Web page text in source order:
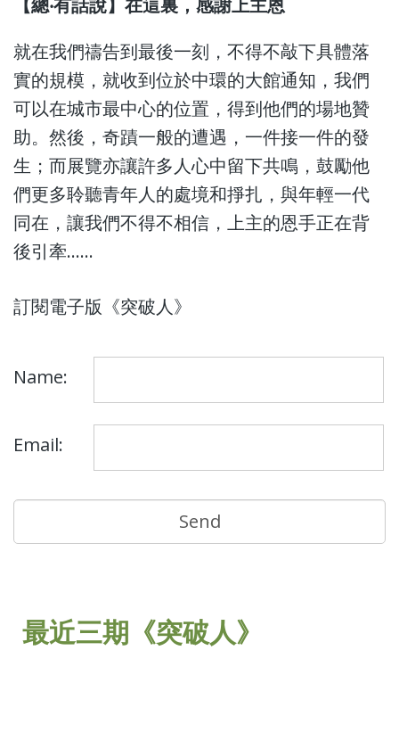
【總‧有話說】在這裏，感謝上主恩
就在我們禱告到最後一刻，不得不敲下具體落
實的規模，就收到位於中環的大館通知，我們
可以在城市最中心的位置，得到他們的場地贊
助。然後，奇蹟一般的遭遇，一件接一件的發
生；而展覽亦讓許多人心中留下共鳴，鼓勵他
們更多聆聽青年人的處境和掙扎，與年輕一代
同在，讓我們不得不相信，上主的恩手正在背
後引牽......
訂閱電子版《突破人》
Name:
Email:
最近三期《突破人》